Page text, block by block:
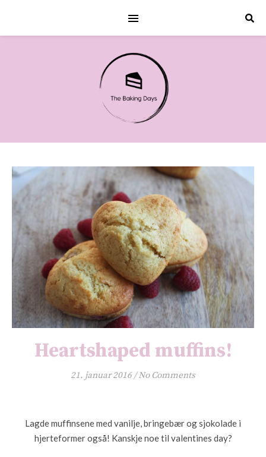
Heartshaped muffins!
21. januar 2016/ No Comments
Lagde muffinsene med vanilje, bringebær og sjokolade i
hjerteformer også! Kanskje noe til valentines day?